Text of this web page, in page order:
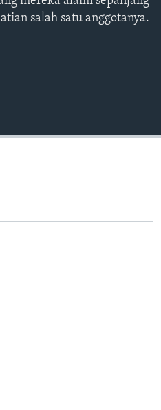
salah satu anggotanya.